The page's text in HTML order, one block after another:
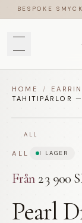
BESPOKE
HOME /
TAHITIPÄRLOR
ALL
ALL I LAGER
Från 23 900
Pearl